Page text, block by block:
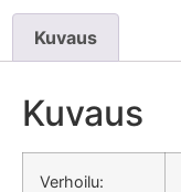
Kuvaus
Kuvaus
Verhoilu: